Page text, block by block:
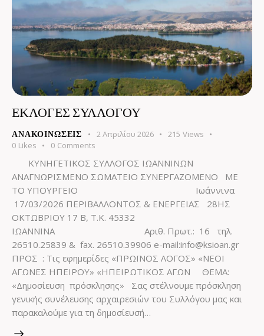
ΕΚΛΟΓΕΣ ΣΥΛΛΟΓΟΥ
ΑΝΑΚΟΙΝΏΣΕΙΣ 2 Απριλίου 2026 215 Views
0 Likes 0 Comments
ΚΥΝΗΓΕΤΙΚΟΣ ΣΥΛΛΟΓΟΣ ΙΩΑΝΝΙΝΩΝ
ΑΝΑΓΝΩΡΙΣΜΕΝΟ ΣΩΜΑΤΕΙΟ ΣΥΝΕΡΓΑΖΟΜΕΝΟ ΜΕ
ΤΟ ΥΠΟΥΡΓΕΙΟ Ιωάννινα
17/03/2026 ΠΕΡΙΒΑΛΛΟΝΤΟΣ & ΕΝΕΡΓΕΙΑΣ 28ΗΣ
ΟΚΤΩΒΡΙΟΥ 17 Β, Τ.Κ. 45332
ΙΩΑΝΝΙΝΑ Αριθ. Πρωτ.: 16 τηλ.
26510.25839 & fax. 26510.39906 e-mail:info@ksioan.gr
ΠΡΟΣ : Τις εφημερίδες «ΠΡΩΪΝΟΣ ΛΟΓΟΣ» «ΝΕΟΙ
ΑΓΩΝΕΣ ΗΠΕΙΡΟΥ» «ΗΠΕΙΡΩΤΙΚΟΣ ΑΓΩΝ ΘΕΜΑ:
«Δημοσίευση πρόσκλησης» Σας στέλνουμε πρόσκληση
γενικής συνέλευσης αρχαιρεσιών του Συλλόγου μας και
παρακαλούμε για τη δημοσίευσή…